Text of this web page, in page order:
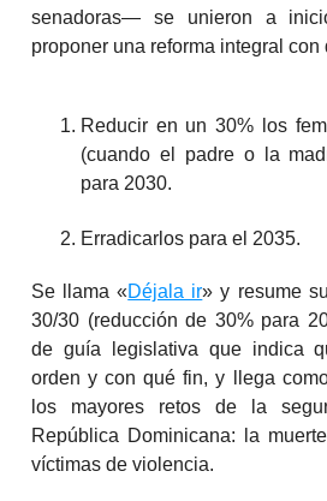
senadoras— se unieron a
proponer una reforma integral con
Reducir en un 30% los
(cuando el padre o la
para 2030.
Erradicarlos para el 2035.
Se llama «Déjala ir» y resume
30/30 (reducción de 30% para
de guía legislativa que indica
orden y con qué fin, y llega
los mayores retos de la
República Dominicana: la
víctimas de violencia.